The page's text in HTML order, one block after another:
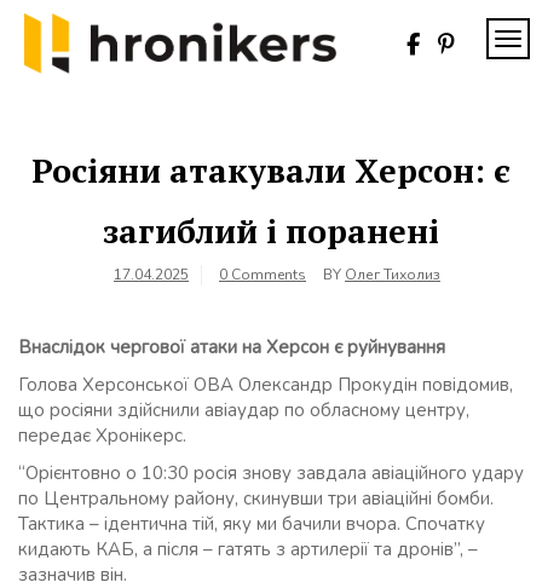
Skip
content
Росіяни атакували Херсон: є
загиблий і поранені
17.04.2025 0 Comments BY Олег Тихолиз
Внаслідок чергової атаки на Херсон є руйнування
Голова Херсонської ОВА Олександр Прокудін повідомив,
що росіяни здійснили авіаудар по обласному центру,
передає Хронікерс.
“Орієнтовно о 10:30 росія знову завдала авіаційного удару
по Центральному району, скинувши три авіаційні бомби.
Тактика – ідентична тій, яку ми бачили вчора. Спочатку
кидають КАБ, а після – гатять з артилерії та дронів”, –
зазначив він.